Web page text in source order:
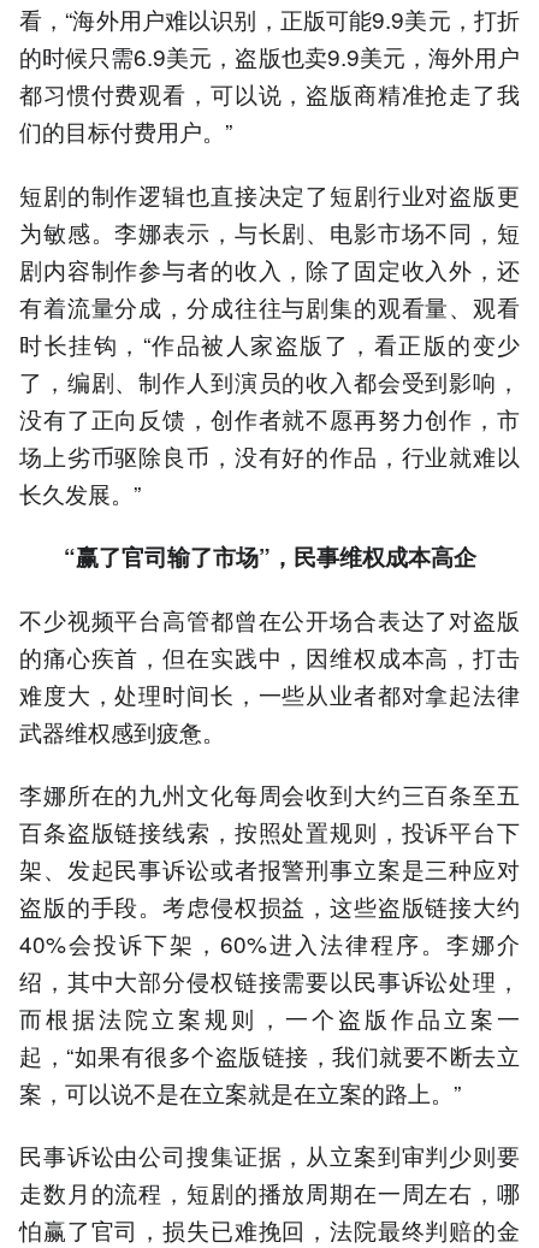
看，“海外用户难以识别，正版可能9.9美元，打折
的时候只需6.9美元，盗版也卖9.9美元，海外用户
都习惯付费观看，可以说，盗版商精准抢走了我
们的目标付费用户。”
短剧的制作逻辑也直接决定了短剧行业对盗版更
为敏感。李娜表示，与长剧、电影市场不同，短
剧内容制作参与者的收入，除了固定收入外，还
有着流量分成，分成往往与剧集的观看量、观看
时长挂钩，“作品被人家盗版了，看正版的变少
了，编剧、制作人到演员的收入都会受到影响，
没有了正向反馈，创作者就不愿再努力创作，市
场上劣币驱除良币，没有好的作品，行业就难以
长久发展。”
“赢了官司输了市场”，民事维权成本高企
不少视频平台高管都曾在公开场合表达了对盗版
的痛心疾首，但在实践中，因维权成本高，打击
难度大，处理时间长，一些从业者都对拿起法律
武器维权感到疲惫。
李娜所在的九州文化每周会收到大约三百条至五
百条盗版链接线索，按照处置规则，投诉平台下
架、发起民事诉讼或者报警刑事立案是三种应对
盗版的手段。考虑侵权损益，这些盗版链接大约
40%会投诉下架，60%进入法律程序。李娜介
绍，其中大部分侵权链接需要以民事诉讼处理，
而根据法院立案规则，一个盗版作品立案一
起，“如果有很多个盗版链接，我们就要不断去立
案，可以说不是在立案就是在立案的路上。”
民事诉讼由公司搜集证据，从立案到审判少则要
走数月的流程，短剧的播放周期在一周左右，哪
怕赢了官司，损失已难挽回，法院最终判赔的金